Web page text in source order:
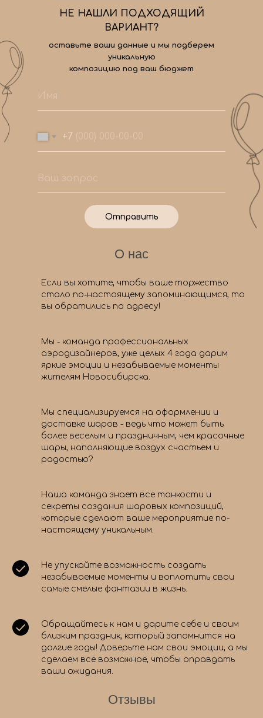
+7
Отправить
НЕ НАШЛИ ПОДХОДЯЩИЙ
ВАРИАНТ?
оставьте ваши данные и мы подберем
уникальную
композицию под ваш бюджет
О нас
Если вы хотите, чтобы ваше торжество
стало по-настоящему запоминающимся, то
вы обратились по адресу!
Мы - команда профессиональных
аэродизайнеров, уже целых 4 года дарим
яркие эмоции и незабываемые моменты
жителям Новосибирска.
Мы специализируемся на оформлении и
доставке шаров - ведь что может быть
более веселым и праздничным, чем красочные
шары, наполняющие воздух счастьем и
радостью?
Наша команда знает все тонкости и
секреты создания шаровых композиций,
которые сделают ваше мероприятие по-
настоящему уникальным.
Не упускайте возможность создать
незабываемые моменты и воплотить свои
самые смелые фантазии в жизнь.
Обращайтесь к нам и дарите себе и своим
близким праздник, который запомнится на
долгие годы! Доверьте нам свои эмоции, а мы
сделаем всё возможное, чтобы оправдать
ваши ожидания.
Отзывы